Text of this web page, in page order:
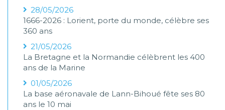
28/05/2026
1666-2026 : Lorient, porte du monde, célèbre ses
360 ans
21/05/2026
La Bretagne et la Normandie célèbrent les 400
ans de la Marine
01/05/2026
La base aéronavale de Lann-Bihoué fête ses 80
ans le 10 mai